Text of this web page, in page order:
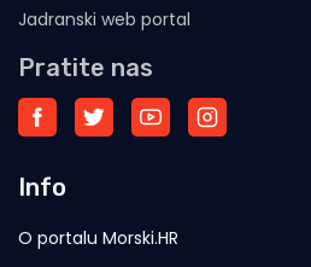
Jadranski web portal
Pratite nas
Info
O portalu Morski.HR